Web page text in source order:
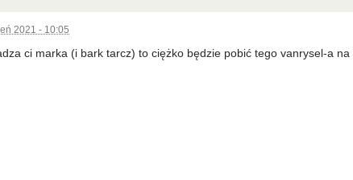
2021 - 10:05
ci marka (i bark tarcz) to ciężko będzie pobić tego vanrysel-a